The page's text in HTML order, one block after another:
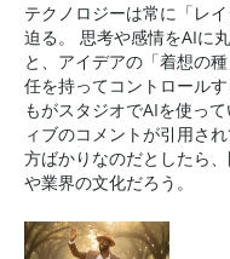
テクノロジーは常に「レ
迫る。 思考や感情をAIに
と、アイデアの「着想の
任を持ってコントロール
もがスタジオでAIを使っ
ィブのコメントが引用さ
方ばかりなのだとしたら
や業界の文化だろう。